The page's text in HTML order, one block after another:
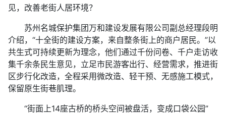
见，改善老街人居环境？
苏州名城保护集团万和建设发展有限公司副总经理段明
介绍，“十全街的建设方案，来自整条街上的商户居民。”以
共生式可持续更新为理念，他们通过千份问卷、千户走访收
集千余条民生意见，立足市民游客出行、经营需求，推进街
区步行化改造，全程采用微改造、轻干预、无感施工模式，
保留原生街巷肌理。
“街面上14座古桥的桥头空间被盘活，变成口袋公园”